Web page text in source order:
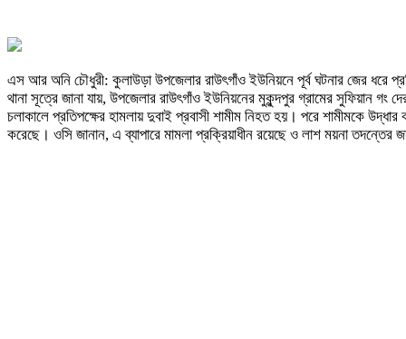
এস আর অনি চৌধুরী: কুলাউড়া উপজেলার রাউৎগাঁও ইউনিয়নে পূর্ব ঘটনার জের ধরে
থানা সূত্রে জানা যায়, উপজেলার রাউৎগাঁও ইউনিয়নের মুকুন্দপুর গ্রামের সুফিয়ান গং
চলাকালে প্রতিপক্ষের হামলায় দুবাই প্রবাসী শামীম নিহত হয়। পরে শামীমকে
করেছে। ওসি জানান, এ ব্যাপারে মামলা প্রক্রিয়াধীন রয়েছে ও লাশ ময়না তদন্তের